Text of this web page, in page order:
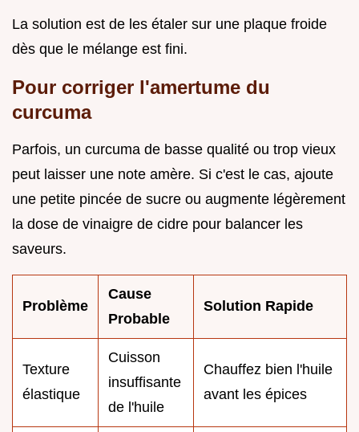
La solution est de les étaler sur une plaque froide
dès que le mélange est fini.
Pour corriger l'amertume du
curcuma
Parfois, un curcuma de basse qualité ou trop vieux
peut laisser une note amère. Si c'est le cas, ajoute
une petite pincée de sucre ou augmente légèrement
la dose de vinaigre de cidre pour balancer les
saveurs.
Problème
Cause
Probable
Solution Rapide
Texture
élastique
Cuisson
insuffisante
de l'huile
Chauffez bien l'huile
avant les épices